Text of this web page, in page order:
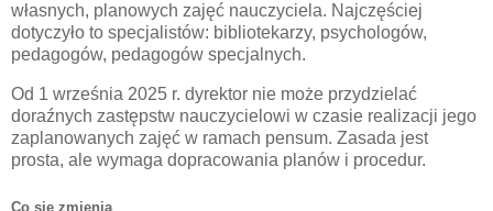
własnych, planowych zajęć nauczyciela. Najczęściej
dotyczyło to specjalistów: bibliotekarzy, psychologów,
pedagogów, pedagogów specjalnych.
Od 1 września 2025 r. dyrektor nie może przydzielać
doraźnych zastępstw nauczycielowi w czasie realizacji jego
zaplanowanych zajęć w ramach pensum. Zasada jest
prosta, ale wymaga dopracowania planów i procedur.
Co się zmienia